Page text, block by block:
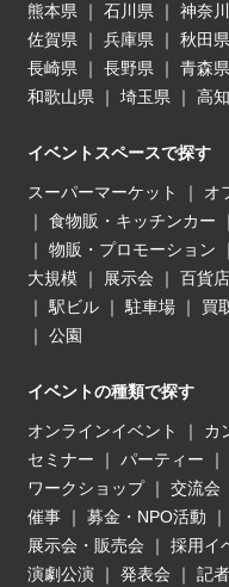
熊本県｜ 石川県｜ 神奈
佐賀県｜ 兵庫県｜ 秋田県
長崎県｜ 長野県｜ 青森県
和歌山県｜ 埼玉県｜ 高
イベントスペースで探す
スーパーマーケット ｜ オ
｜ 食物販・キッチンカー
｜ 物販・プロモーション
大規模｜ 展示会 ｜ 百貨店
｜駅ビル｜駐車場｜ 買
｜ 公園
イベントの種類で探す
オンラインイベント ｜ カ
セミナー ｜ パーティー ｜
ワークショップ｜ 交流会
催事｜ 募金・NPO活動 ｜
展示会・販売会 ｜ 採用イ
演劇公演｜ 発表会 ｜ 記